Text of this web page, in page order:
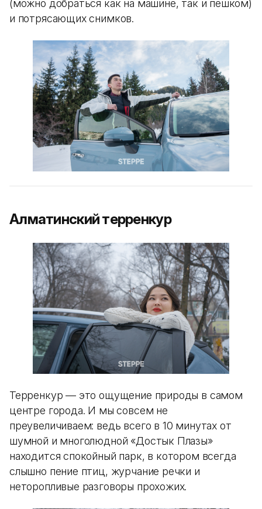
(можно добраться как на машине, так и пешком)
и потрясающих снимков.
Алматинский терренкур
Терренкур — это ощущение природы в самом
центре города. И мы совсем не
преувеличиваем: ведь всего в 10 минутах от
шумной и многолюдной «Достык Плазы»
находится спокойный парк, в котором всегда
слышно пение птиц, журчание речки и
неторопливые разговоры прохожих.